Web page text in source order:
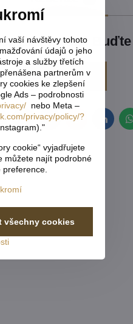
hodnocení.
Přidat recenzi
BlueskyPinterestReddit
vaší návštěvy tohoto
údajů o jeho
a služby třetích
partnerům v
cookies ke zlepšení
Ads – podrobnosti
nebo Meta –
privacy/policy/?
cookie“ vyjadřujete
můžete najít podrobné
všechny cookies